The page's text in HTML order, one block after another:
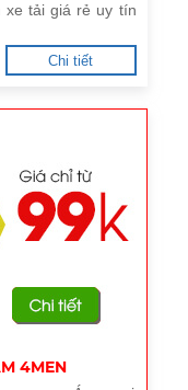
xe tải giá rẻ uy tín
Chi tiết
4MEN